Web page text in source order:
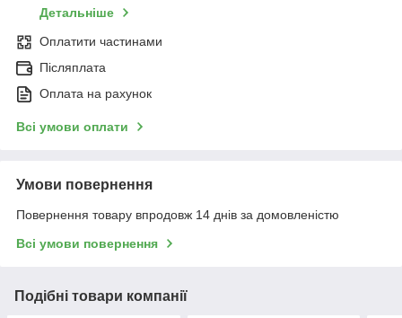
Детальніше
Оплатити частинами
Післяплата
Оплата на рахунок
Всі умови оплати
Умови повернення
Повернення товару впродовж 14 днів за домовленістю
Всі умови повернення
Подібні товари компанії